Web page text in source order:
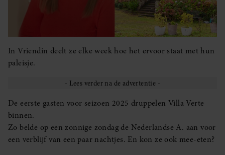
In Vriendin deelt ze elke week hoe het ervoor staat met hun
paleisje.
De eerste gasten voor seizoen 2025 druppelen Villa Verte
binnen.
Zo belde op een zonnige zondag de Nederlandse A. aan voor
een verblijf van een paar nachtjes. En kon ze ook mee-eten?